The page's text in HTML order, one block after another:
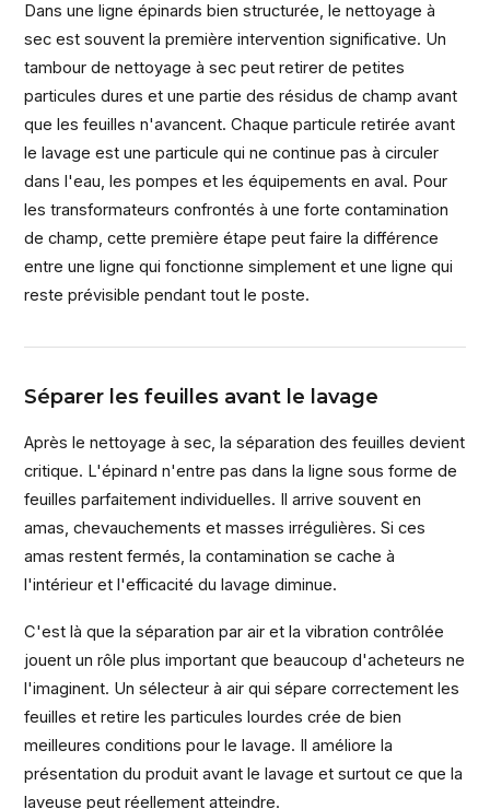
Dans une ligne épinards bien structurée, le nettoyage à
sec est souvent la première intervention significative. Un
tambour de nettoyage à sec peut retirer de petites
particules dures et une partie des résidus de champ avant
que les feuilles n'avancent. Chaque particule retirée avant
le lavage est une particule qui ne continue pas à circuler
dans l'eau, les pompes et les équipements en aval. Pour
les transformateurs confrontés à une forte contamination
de champ, cette première étape peut faire la différence
entre une ligne qui fonctionne simplement et une ligne qui
reste prévisible pendant tout le poste.
Séparer les feuilles avant le lavage
Après le nettoyage à sec, la séparation des feuilles devient
critique. L'épinard n'entre pas dans la ligne sous forme de
feuilles parfaitement individuelles. Il arrive souvent en
amas, chevauchements et masses irrégulières. Si ces
amas restent fermés, la contamination se cache à
l'intérieur et l'efficacité du lavage diminue.
C'est là que la séparation par air et la vibration contrôlée
jouent un rôle plus important que beaucoup d'acheteurs ne
l'imaginent. Un sélecteur à air qui sépare correctement les
feuilles et retire les particules lourdes crée de bien
meilleures conditions pour le lavage. Il améliore la
présentation du produit avant le lavage et surtout ce que la
laveuse peut réellement atteindre.